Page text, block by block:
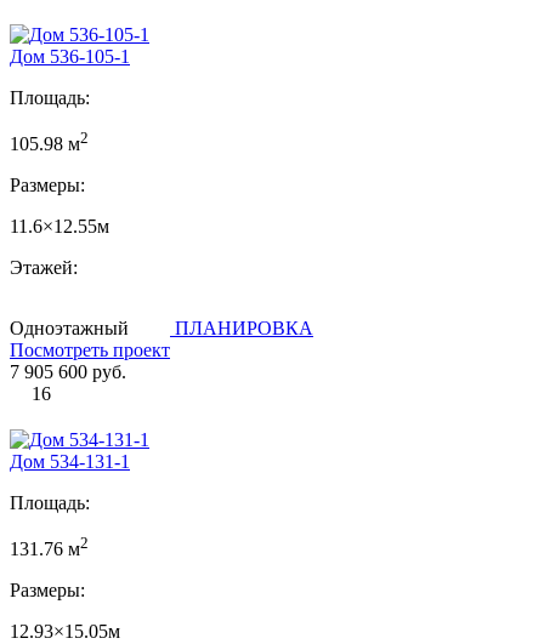
Дом 536-105-1
Площадь:
105.98 м2
Размеры:
11.6×12.55м
Этажей:
Одноэтажный
ПЛАНИРОВКА
Посмотреть проект
7 905 600 руб.
16
Дом 534-131-1
Площадь:
131.76 м2
Размеры:
12.93×15.05м